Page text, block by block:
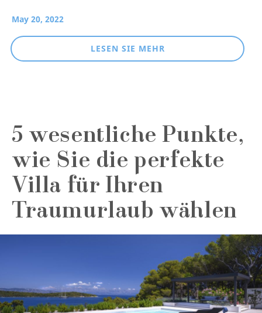
May 20, 2022
LESEN SIE MEHR
5 wesentliche Punkte,
wie Sie die perfekte
Villa für Ihren
Traumurlaub wählen